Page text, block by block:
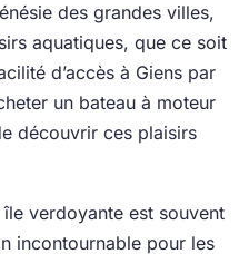
des grandes villes,
aquatiques, que ce soit
d’accès à Giens par
un bateau à moteur
découvrir ces plaisirs
verdoyante est souvent
incontournable pour les